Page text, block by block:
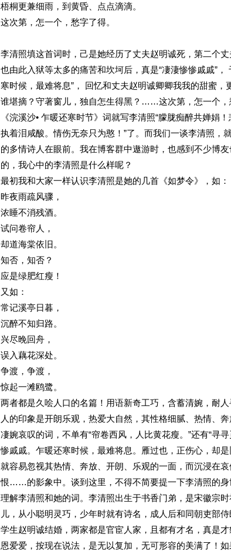
梧桐更兼细雨，到黄昏、点点滴滴。
这次第，怎一个，愁字了得。
李清照填这首词时，己是她经历了丈夫赵明诚死，第二个
也由此入狱等太多的痛苦和坎坷后，真是“凄淒惨惨戚戚”，
寒时候，最难将息”， 回忆和丈夫赵明诚卿卿我我的甜蜜，
谁堪摘？守著窗儿，独自怎生得黑？……这次第，怎一个，
《浣溪沙• 乍暖还寒时节》词就写李清照“朦胧痴醉共婵娟
执着泪咸酸。情伤无奈只为憨！”了。而我们一谈李清照，
的多情诗人在眼前。我在博客群中遨游时，也感到不少博
的，我心中的李清照是什么样呢？
最初我和大家一样认识李清照是她的几首《如梦令》，如：
昨夜雨疏风骤，
浓睡不消残酒。
试问卷帘人，
却道海棠依旧。
知否，知否？
应是绿肥红瘦！
又如：
常记溪亭日暮，
沉醉不知归路。
兴尽晚回舟，
误入藕花深处。
争渡，争渡，
惊起一滩鸥鹭。
两者都是久哙人口的名篇！用语新奇工巧，含蓄清婉，耐
人的印象是开朗乐观，热爱大自然，其性格细腻、热情、
凄婉哀叹的词，不单有“帘卷西风，人比黄花瘦。”还有“寻
惨戚戚。乍暖还寒时候，最难将息。雁过也，正伤心，却
就容易忽视其热情、奔放、开朗、乐观的一面，而沉浸在
恨……的影象中。谈到这里，不得不简要提一下李清照的身
理解李清照和她的词。李清照出生于书香门弟，是宋徽宗
儿，从小聪明灵巧，少年时就有诗名，成人后和同朝吏部
学生赵明诚结婚，两家都是官宦人家，且都有才名，真是
恩爱爱，按现在说法，是无以复加，无可形容的美满了！